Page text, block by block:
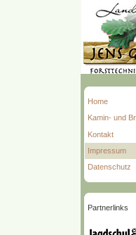
Home
Kamin- und
Kontakt
Impressum
Datenschutz
Partnerlinks